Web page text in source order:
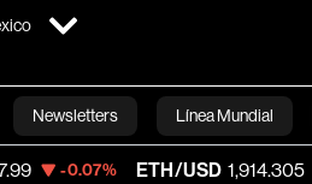
Newsletters Línea Mundial
Bloomberg
ETH/USD 1,914.305 +0.02%